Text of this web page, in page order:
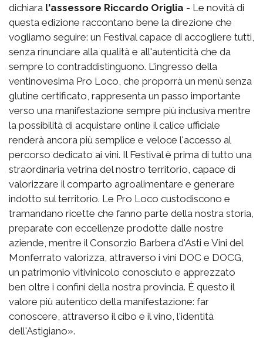
dichiara l'assessore Riccardo Origlia - Le novità di
questa edizione raccontano bene la direzione che
vogliamo seguire: un Festival capace di accogliere tutti,
senza rinunciare alla qualità e all'autenticità che da
sempre lo contraddistinguono. L'ingresso della
ventinovesima Pro Loco, che proporrà un menù senza
glutine certificato, rappresenta un passo importante
verso una manifestazione sempre più inclusiva mentre
la possibilità di acquistare online il calice ufficiale
renderà ancora più semplice e veloce l'accesso al
percorso dedicato ai vini. Il Festival è prima di tutto una
straordinaria vetrina del nostro territorio, capace di
valorizzare il comparto agroalimentare e generare
indotto sul territorio. Le Pro Loco custodiscono e
tramandano ricette che fanno parte della nostra storia,
preparate con eccellenze prodotte dalle nostre
aziende, mentre il Consorzio Barbera d'Asti e Vini del
Monferrato valorizza, attraverso i vini DOC e DOCG,
un patrimonio vitivinicolo conosciuto e apprezzato
ben oltre i confini della nostra provincia. È questo il
valore più autentico della manifestazione: far
conoscere, attraverso il cibo e il vino, l'identità
dell'Astigiano».